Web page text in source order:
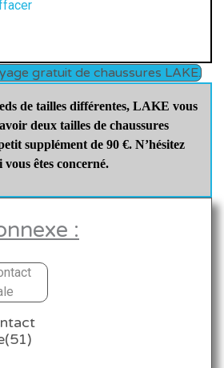
gratuit de chaussures LAKE.
de tailles différentes, LAKE vous
deux tailles de chaussures
supplément de 90 €. N’hésitez
êtes concerné.
: